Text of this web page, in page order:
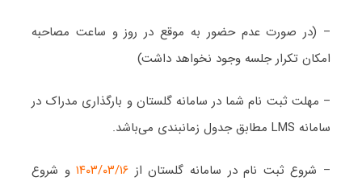
– (در صورت‌ عدم حضور به موقع در روز و ساعت مصاحبه
امکان تکرار جلسه وجود نخواهد داشت)
– مهلت ثبت نام شما در سامانه گلستان و بارگذاری مدراک در
سامانه LMS مطابق جدول زمانبندی می‌باشد.
– شروع ثبت نام در سامانه گلستان از
و شروع